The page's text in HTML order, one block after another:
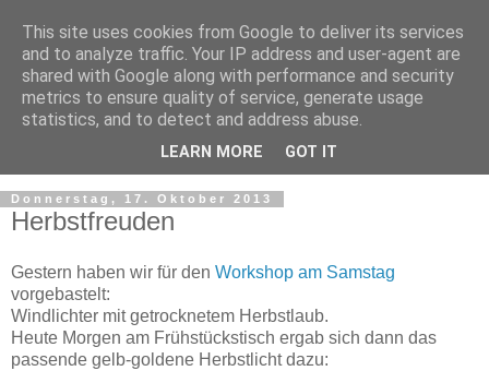
Donnerstag, 17. Oktober 2013
Herbstfreuden
Gestern haben wir für den Workshop am Samstag
vorgebastelt:
Windlichter mit getrocknetem Herbstlaub.
Heute Morgen am Frühstückstisch ergab sich dann das
passende gelb-goldene Herbstlicht dazu:
This site uses cookies from Google to deliver its services
and to analyze traffic. Your IP address and user-agent are
shared with Google along with performance and security
metrics to ensure quality of service, generate usage
statistics, and to detect and address abuse.
LEARN MORE GOT IT